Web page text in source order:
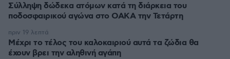
Σύλληψη δώδεκα ατόμων κατά τη διάρκεια του
ποδοσφαιρικού αγώνα στο ΟΑΚΑ την Τετάρτη
Μέχρι το τέλος του καλοκαιριού αυτά τα ζώδια θα
έχουν βρει την αληθινή αγάπη
πριν 19 λεπτά